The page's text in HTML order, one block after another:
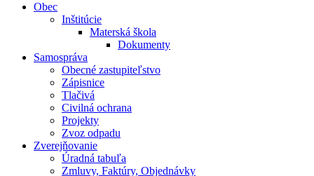
Obec
Inštitúcie
Materská škola
Dokumenty
Samospráva
Obecné zastupiteľstvo
Zápisnice
Tlačivá
Civilná ochrana
Projekty
Zvoz odpadu
Zverejňovanie
Úradná tabuľa
Zmluvy, Faktúry, Objednávky